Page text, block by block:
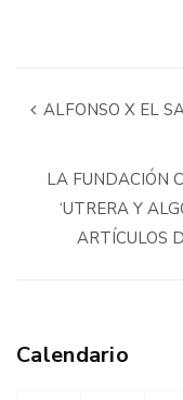
ALFONSO X EL
LA FUNDACIÓN
‘UTRERA Y
ARTÍCULOS
Calendario